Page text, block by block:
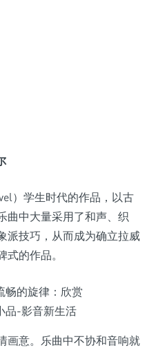
）学生时代的作品，以古
曲中大量采用了和声、织
派技巧，从而成为确立拉威
的作品。
画意。乐曲中不协和音响就